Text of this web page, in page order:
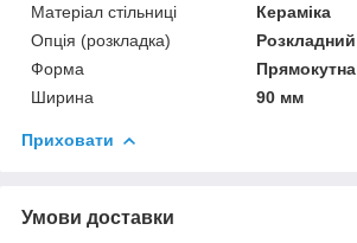
Матеріал стільниці
Кераміка
Опція (розкладка)
Розкладний
Форма
Прямокутна
Ширина
90 мм
Приховати
Умови доставки